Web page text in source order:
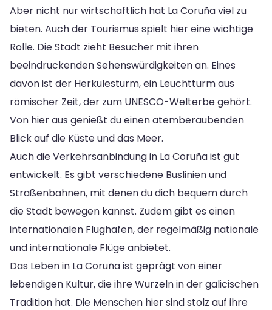
Aber nicht nur wirtschaftlich hat La Coruña viel zu
bieten. Auch der Tourismus spielt hier eine wichtige
Rolle. Die Stadt zieht Besucher mit ihren
beeindruckenden Sehenswürdigkeiten an. Eines
davon ist der Herkulesturm, ein Leuchtturm aus
römischer Zeit, der zum UNESCO-Welterbe gehört.
Von hier aus genießt du einen atemberaubenden
Blick auf die Küste und das Meer.
Auch die Verkehrsanbindung in La Coruña ist gut
entwickelt. Es gibt verschiedene Buslinien und
Straßenbahnen, mit denen du dich bequem durch
die Stadt bewegen kannst. Zudem gibt es einen
internationalen Flughafen, der regelmäßig nationale
und internationale Flüge anbietet.
Das Leben in La Coruña ist geprägt von einer
lebendigen Kultur, die ihre Wurzeln in der galicischen
Tradition hat. Die Menschen hier sind stolz auf ihre